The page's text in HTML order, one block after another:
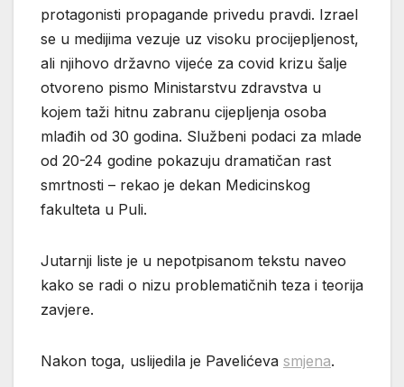
protagonisti propagande privedu pravdi. Izrael
se u medijima vezuje uz visoku procijepljenost,
ali njihovo državno vijeće za covid krizu šalje
otvoreno pismo Ministarstvu zdravstva u
kojem taži hitnu zabranu cijepljenja osoba
mlađih od 30 godina. Službeni podaci za mlade
od 20-24 godine pokazuju dramatičan rast
smrtnosti – rekao je dekan Medicinskog
fakulteta u Puli.
Jutarnji liste je u nepotpisanom tekstu naveo
kako se radi o nizu problematičnih teza i teorija
zavjere.
Nakon toga, uslijedila je Pavelićeva smjena.